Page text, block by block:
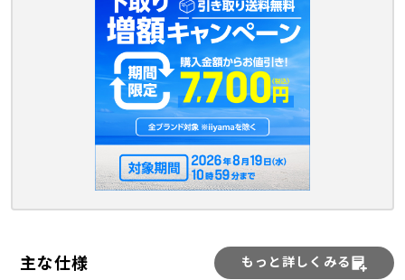
主な仕様 もっと詳しくみる